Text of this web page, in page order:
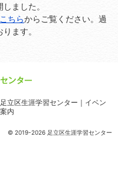
ました。
こちらからご覧ください。過
ます。
© 2019-2026 足立区生涯学習センター
足立区生涯学習センター｜イベン
内